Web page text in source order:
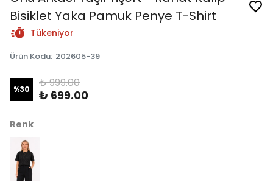
Bisiklet Yaka Pamuk Penye T-Shirt
Tükeniyor
Ürün Kodu: 202605-39
%30 ₺ 999.00
₺ 699.00
Renk